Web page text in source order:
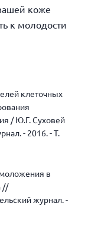
коже
к молодости
клеточных
/ Ю.Г. Суховей
- 2016. - Т.
в
//
журнал. -